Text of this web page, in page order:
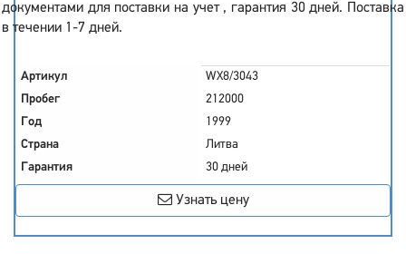
документами для поставки на учет , гарантия 30 дней. Поставка
в течении 1-7 дней.
Артикул
WX8/3043
Пробег
212000
Год
1999
Страна
Литва
Гарантия
30 дней
Узнать цену